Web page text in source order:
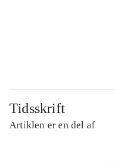
Tidsskrift
Artiklen er en del af